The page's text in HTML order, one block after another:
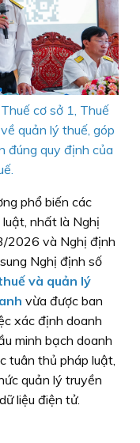
cơ sở 1, Thuế
quản lý thuế, góp
đúng quy định của
phổ biến các
nhất là Nghị
2026 và Nghị định
Nghị định số
và quản lý
vừa được ban
xác định doanh
minh bạch doanh
tuân thủ pháp luật,
quản lý truyền
liệu điện tử.